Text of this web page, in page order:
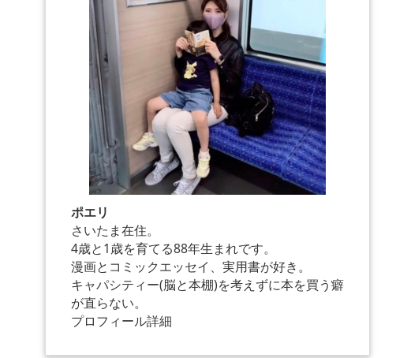
ポエリ
さいたま在住。
4歳と1歳を育てる88年生まれです。
漫画とコミックエッセイ、実用書が好き。
キャパシティー(脳と本棚)を考えずに本を買う癖
が直らない。
プロフィール詳細